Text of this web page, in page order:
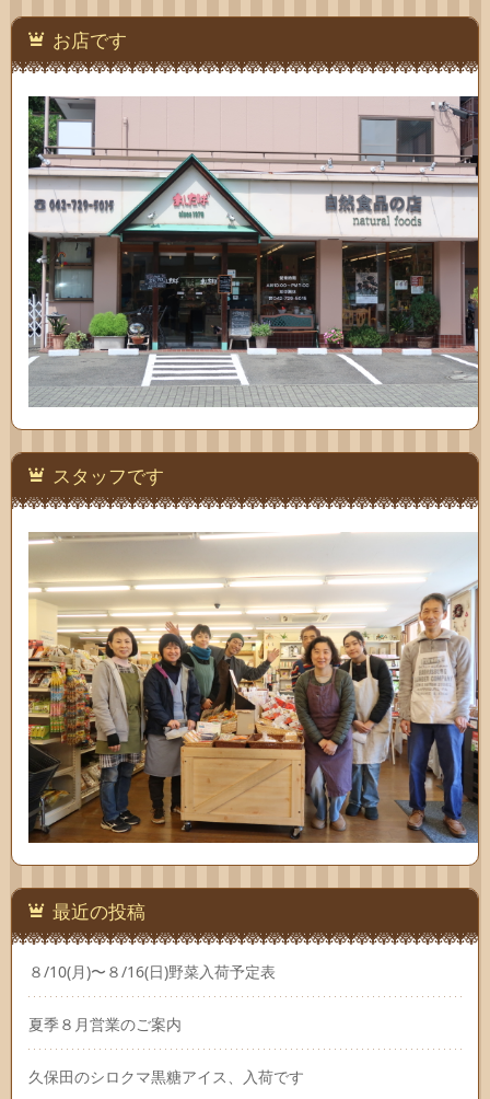
い合
わせ
お店です
スタッフです
最近の投稿
８/10(月)〜８/16(日)野菜入荷予定表
夏季８月営業のご案内
久保田のシロクマ黒糖アイス、入荷です